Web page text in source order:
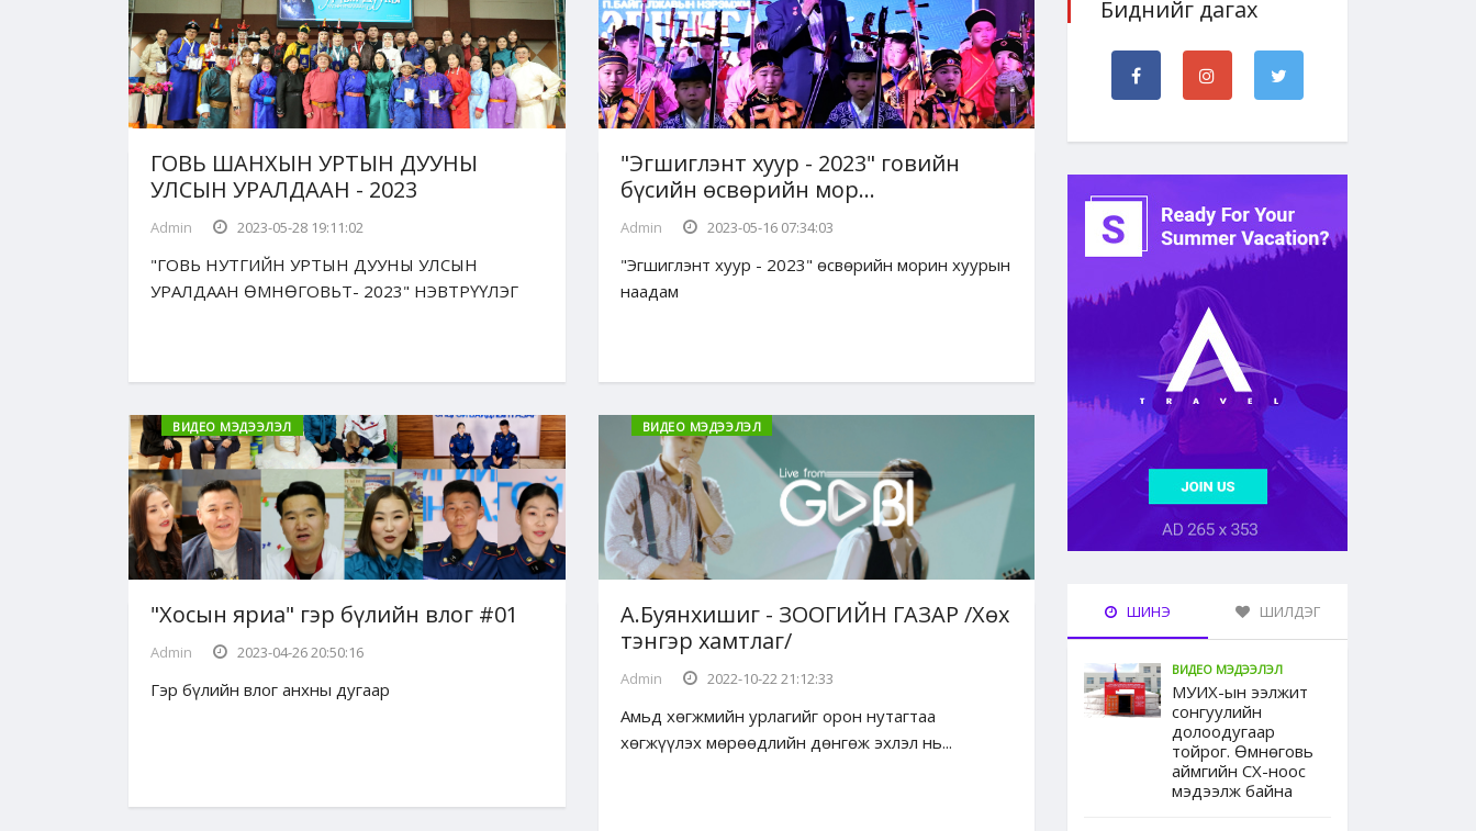
ГОВЬ ШАНХЫН УРТЫН ДУУНЫ
УЛСЫН УРАЛДААН - 2023
Admin 2023-05-28 19:11:02
"ГОВЬ НУТГИЙН УРТЫН ДУУНЫ УЛСЫН
УРАЛДААН ӨМНӨГОВЬТ- 2023" НЭВТРҮҮЛЭГ
"Эгшиглэнт хуур - 2023" говийн
бүсийн өсвөрийн мор...
Admin 2023-05-16 07:34:03
"Эгшиглэнт хуур - 2023" өсвөрийн морин хуурын
наадам
ВИДЕО МЭДЭЭЛЭЛ
"Хосын яриа" гэр бүлийн влог #01
Admin 2023-04-26 20:50:16
Гэр бүлийн влог анхны дугаар
ВИДЕО МЭДЭЭЛЭЛ
А.Буянхишиг - ЗООГИЙН ГАЗАР /Хөх
тэнгэр хамтлаг/
Admin 2022-10-22 21:12:33
Амьд хөгжмийн урлагийг орон нутагтаа
хөгжүүлэх мөрөөдлийн дөнгөж эхлэл нь...
Биднийг дагах
ШИНЭ ШИЛДЭГ
ВИДЕО МЭДЭЭЛЭЛ
МУИХ-ын ээлжит
сонгуулийн
долоодугаар
тойрог. Өмнөговь
аймгийн СХ-ноос
мэдээлж байна